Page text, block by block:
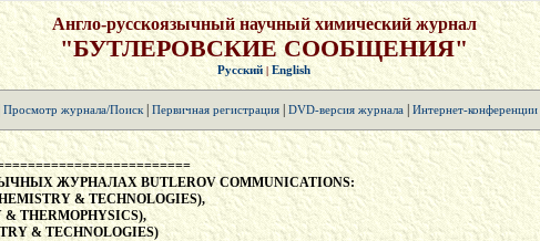
Англо-русскоязычный научный химический журнал
"БУТЛЕРОВСКИЕ СООБЩЕНИЯ"
Русский |English
Просмотр журнала/Поиск| Первичная регистрация DVD-версия журнала| Интернет-конференции|
ЖУРНАЛАХ BUTLEROV COMMUNICATIONS:
& TECHNOLOGIES),
THERMOPHYSICS),
& TECHNOLOGIES)